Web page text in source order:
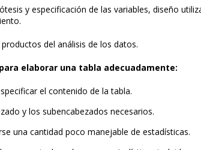
y especificación de las variables, diseño
del análisis de los datos.
elaborar una tabla adecuadamente:
el contenido de la tabla.
y los subencabezados necesarios.
una cantidad poco manejable de estadísticas.